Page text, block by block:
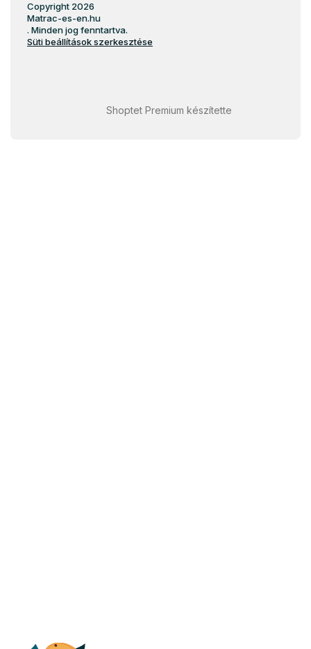
Shoptet Premium készítette
Copyright 2026
Matrac-es-en.hu
. Minden jog fenntartva.
Süti beállítások szerkesztése